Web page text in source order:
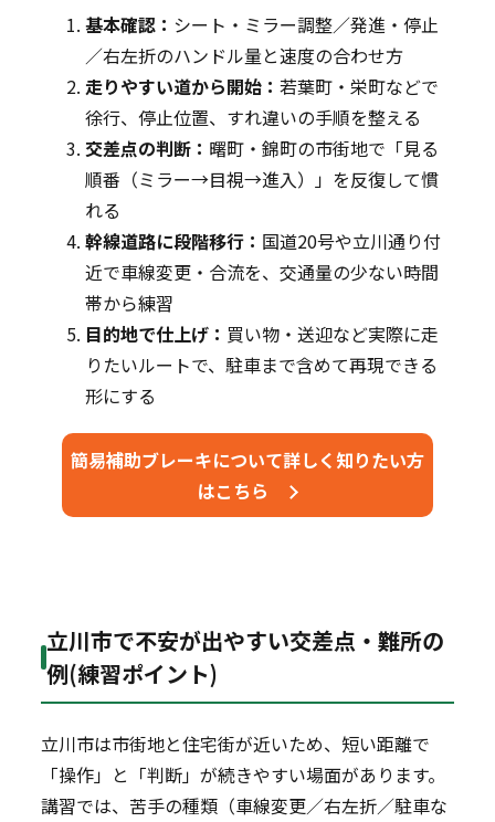
基本確認： シート・ミラー調整／発進・停止
／右左折のハンドル量と速度の合わせ方
走りやすい道から開始：若葉町・栄町などで
徐行、停止位置、すれ違いの手順を整える
交差点の判断： 曙町・錦町の市街地で「見る
順番（ミラー→目視→進入）」を反復して慣
れる
幹線道路に段階移行： 国道20号や立川通り付
近で車線変更・合流を、交通量の少ない時間
帯から練習
目的地で仕上げ： 買い物・送迎など実際に走
りたいルートで、駐車まで含めて再現できる
形にする
簡易補助ブレーキについて詳しく知りたい方
はこちら
立川市で不安が出やすい交差点・難所の
例(練習ポイント)
立川市は市街地と住宅街が近いため、短い距離で
「操作」と「判断」が続きやすい場面があります。
講習では、苦手の種類（車線変更／右左折／駐車な